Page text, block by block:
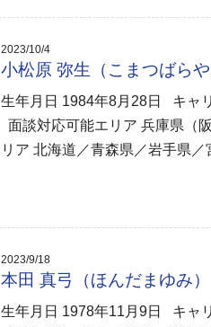
2023/10/4
小松原 弥生（こまつばらや
生年月日 1984年8月28日 キャ
面談対応可能エリア 兵庫県（
リア 北海道／青森県／岩手県
2023/9/18
本田 真弓（ほんだまゆみ）
生年月日 1978年11月9日 キャ